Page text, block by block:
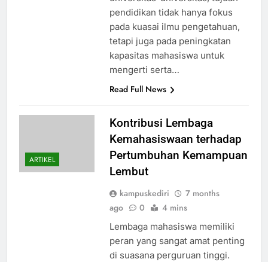
pendidikan tidak hanya fokus
pada kuasai ilmu pengetahuan,
tetapi juga pada peningkatan
kapasitas mahasiswa untuk
mengerti serta…
Read Full News
ARTIKEL
Kontribusi Lembaga
Kemahasiswaan terhadap
Pertumbuhan Kemampuan
Lembut
kampuskediri
7 months
ago
0 4 mins
Lembaga mahasiswa memiliki
peran yang sangat amat penting
di suasana perguruan tinggi.